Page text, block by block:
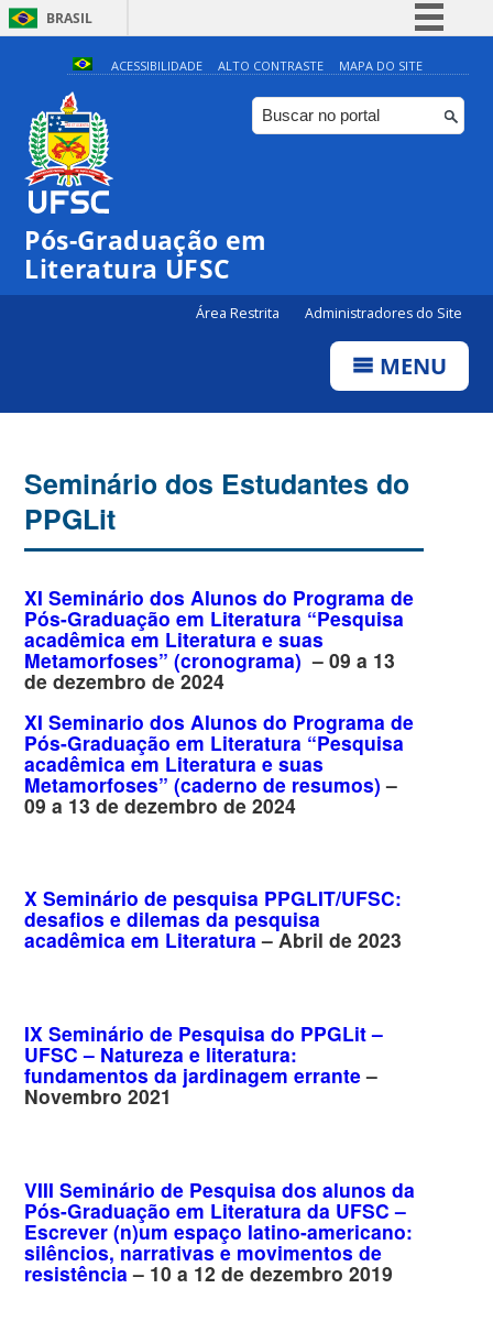
BRASIL
Simplifique!
Comunica BR
Participe
ACESSIBILIDADE ALTO CONTRASTE MAPA DO SITE
Pós-Graduação em
Literatura UFSC
Área Restrita Administradores do Site
MENU
Seminário dos Estudantes do
PPGLit
XI Seminário dos Alunos do Programa de
Pós-Graduação em Literatura “Pesquisa
acadêmica em Literatura e suas
Metamorfoses” (cronograma) – 09 a 13
de dezembro de 2024
XI Seminario dos Alunos do Programa de
Pós-Graduação em Literatura “Pesquisa
acadêmica em Literatura e suas
Metamorfoses” (caderno de resumos) –
09 a 13 de dezembro de 2024
X Seminário de pesquisa PPGLIT/UFSC:
desafios e dilemas da pesquisa
acadêmica em Literatura – Abril de 2023
IX Seminário de Pesquisa do PPGLit –
UFSC – Natureza e literatura:
fundamentos da jardinagem errante–
Novembro 2021
VIII Seminário de Pesquisa dos alunos da
Pós-Graduação em Literatura da UFSC –
Escrever (n)um espaço latino-americano:
silêncios, narrativas e movimentos de
resistência – 10 a 12 de dezembro 2019